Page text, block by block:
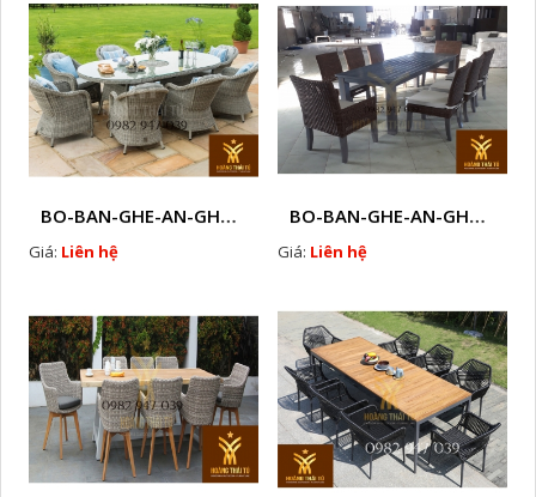
BO-BAN-GHE-AN-GHE-CAFE-MAY-NHUA-NGOAI-TROI-W100
Giá: Liên hệ
BO-BAN-GHE-AN-GHE-CAFE-MAY-NHUA-NGOAI-TROI-W101
Giá: Liên hệ